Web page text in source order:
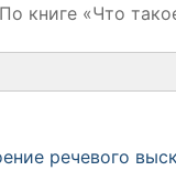
книге «Что
речевого